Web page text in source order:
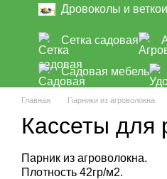
Дровоколы и
Сетка садовая
Садовая мебель
Главная Парники из агроволокна
Кассеты для
Парник из агроволокна.
Плотность 42гр/м2.